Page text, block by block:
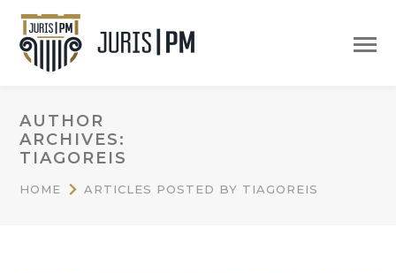
AUTHOR
ARCHIVES:
TIAGOREIS
HOME ARTICLES POSTED BY TIAGOREIS